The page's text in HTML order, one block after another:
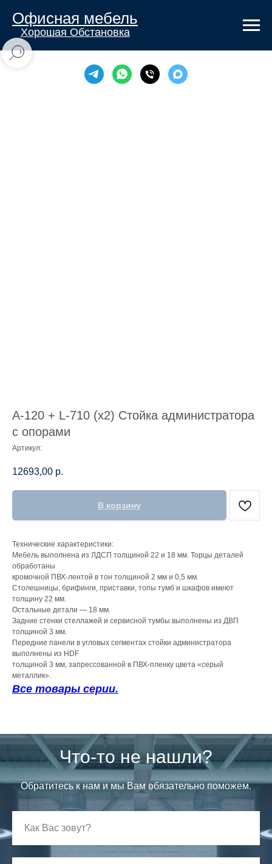
Офисная мебель
Хорошая Обстановка
А-120 + L-710 (х2) Стойка администратора
c опорами
Артикул:
12693,00 р.
В корзину
Технические характеристики:
Мебель выполнена из ЛДСП толщиной 22 и 18 мм. Торцы деталей
обработаны
кромочной ПВХ-лентой в тон толщиной 2 мм и 0,5 мм.
Столешницы, брифинги, приставки, топы тумб и шкафов имеют
толщину 22 мм.
Остальные детали — 18 мм.
Задние стенки стеллажей и сервисной тумбы выполнены из ДВП
толщиной 3 мм.
Передние панели в угловых сегментах стойки администратора
выполнены из HDF
толщиной 3 мм, запрессованной в ПВХ-пленку цвета «серый
металлик».
Все товары серии.
Что-то не нашли?
Обратитесь к нам и мы Вам обязательно поможем.